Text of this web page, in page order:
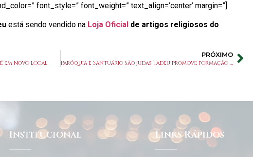
font_style=” font_weight=” text_align=’center’ margin=”]
está sendo vendido na Loja Oficial de artigos religiosos do
em novo local
PRÓXIMO
Paróquia e Santuário São Judas Tadeu promove formação de voluntários para o Projeto Esperança
Institucional Links Rápidos